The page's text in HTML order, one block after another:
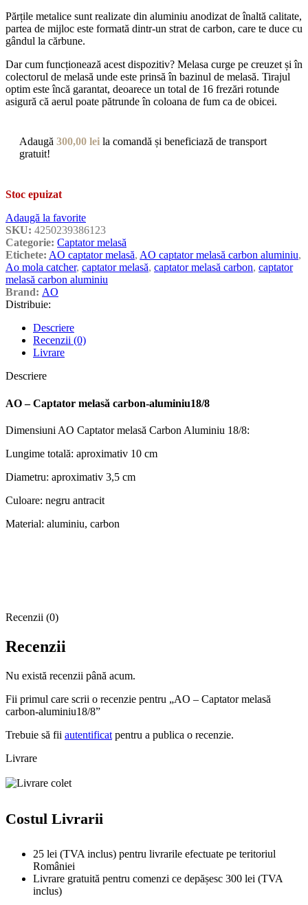
Părțile metalice sunt realizate din aluminiu anodizat de înaltă calitate,
partea de mijloc este formată dintr-un strat de carbon, care te duce cu
gândul la cărbune.
Dar cum funcționează acest dispozitiv? Melasa curge pe creuzet și în
colectorul de melasă unde este prinsă în bazinul de melasă. Tirajul
optim este încă garantat, deoarece un total de 16 frezări rotunde
asigură că aerul poate pătrunde în coloana de fum ca de obicei.
Adaugă 300,00 lei la comandă și beneficiază de transport
gratuit!
Stoc epuizat
Adaugă la favorite
SKU: 4250239386123
Categorie: Captator melasă
Etichete: AO captator melasă, AO captator melasă carbon aluminiu,
Ao mola catcher, captator melasă, captator melasă carbon, captator
melasă carbon aluminiu
Brand: AO
Distribuie:
Descriere
Recenzii (0)
Livrare
Descriere
AO – Captator melasă carbon-aluminiu18/8
Dimensiuni AO Captator melasă Carbon Aluminiu 18/8:
Lungime totală: aproximativ 10 cm
Diametru: aproximativ 3,5 cm
Culoare: negru antracit
Material: aluminiu, carbon
Recenzii (0)
Recenzii
Nu există recenzii până acum.
Fii primul care scrii o recenzie pentru „AO – Captator melasă
carbon-aluminiu18/8”
Trebuie să fii autentificat pentru a publica o recenzie.
Livrare
Costul Livrarii
25 lei (TVA inclus) pentru livrarile efectuate pe teritoriul
României
Livrare gratuită pentru comenzi ce depășesc 300 lei (TVA
inclus)